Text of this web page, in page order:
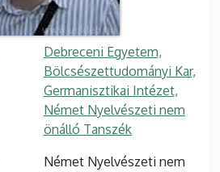
Debreceni Egyetem,
Bölcsészettudományi Kar,
Germanisztikai Intézet,
Német Nyelvészeti nem
önálló Tanszék
Német Nyelvészeti nem